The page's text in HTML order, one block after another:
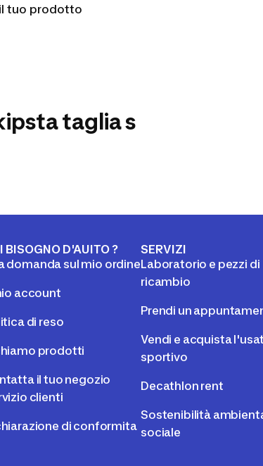
tuo prodotto
taglia s
BISOGNO D'AUITO ?
domanda sul mio ordine
account
di reso
prodotti
il tuo negozio
clienti
di conformita
SERVIZI
Laboratorio e pezzi di
ricambio
Prendi un
Vendi e acquista
sportivo
Decathlon rent
Sostenibilità
sociale